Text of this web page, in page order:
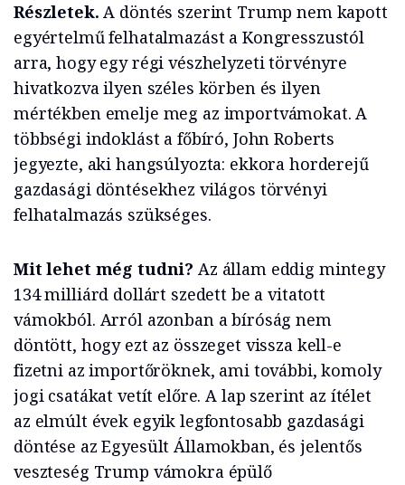
Részletek. A döntés szerint Trump nem kapott
egyértelmű felhatalmazást a Kongresszustól
arra, hogy egy régi vészhelyzeti törvényre
hivatkozva ilyen széles körben és ilyen
mértékben emelje meg az importvámokat. A
többségi indoklást a főbíró, John Roberts
jegyezte, aki hangsúlyozta: ekkora horderejű
gazdasági döntésekhez világos törvényi
felhatalmazás szükséges.
Mit lehet még tudni? Az állam eddig mintegy
134 milliárd dollárt szedett be a vitatott
vámokból. Arról azonban a bíróság nem
döntött, hogy ezt az összeget vissza kell-e
fizetni az importőröknek, ami további, komoly
jogi csatákat vetít előre. A lap szerint az ítélet
az elmúlt évek egyik legfontosabb gazdasági
döntése az Egyesült Államokban, és jelentős
veszteség Trump vámokra épülő